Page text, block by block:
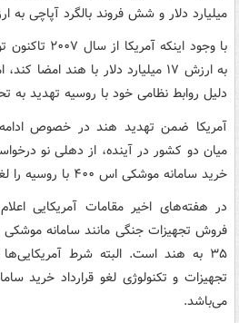
میلیارد دلار و شش فروند بالگرد آپاچی به ارزش ۹۳۰ میلیون دلار
با وجود اینکه
به ارزش ۱۷ میلیارد دلار با هند
دلیل روابط نظامی خود با روسیه تهدید به
آمریکا ضمن تهدید هند در خصوص
میان دو کشور در آینده، از دهلی نو
خرید سامانه موشکی اس ۴۰۰ با روسیه را لغو کند.
در هفته‌های اخیر مقامات آمریکایی
فروش تجهیزات جنگی مانند سامانه موشکی
۳۵ به هند است. البته شرط
می‌باشد.